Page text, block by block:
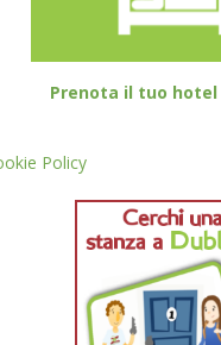
Prenota il tuo hotel
Policy